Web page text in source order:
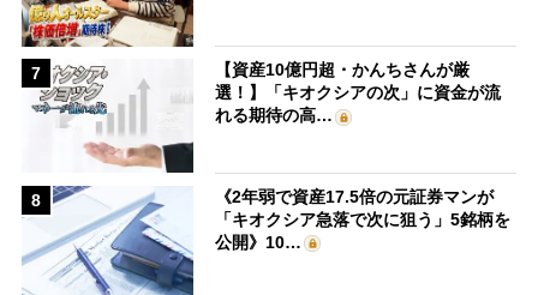
7
【資産10億円超・かんちさんが厳
選！】「キオクシアの次」に資金が流
れる期待の高…
8
《2年弱で資産17.5倍の元証券マンが
「キオクシア急落で次に狙う」5銘柄を
公開》10…